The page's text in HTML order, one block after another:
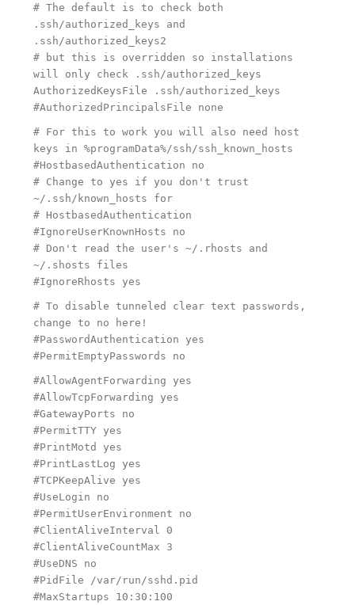
# The default is to check both
.ssh/authorized_keys and
.ssh/authorized_keys2
# but this is overridden so installations
will only check .ssh/authorized_keys
AuthorizedKeysFile .ssh/authorized_keys
#AuthorizedPrincipalsFile none
# For this to work you will also need host
keys in %programData%/ssh/ssh_known_hosts
#HostbasedAuthentication no
# Change to yes if you don't trust
~/.ssh/known_hosts for
# HostbasedAuthentication
#IgnoreUserKnownHosts no
# Don't read the user's ~/.rhosts and
~/.shosts files
#IgnoreRhosts yes
# To disable tunneled clear text passwords,
change to no here!
#PasswordAuthentication yes
#PermitEmptyPasswords no
#AllowAgentForwarding yes
#AllowTcpForwarding yes
#GatewayPorts no
#PermitTTY yes
#PrintMotd yes
#PrintLastLog yes
#TCPKeepAlive yes
#UseLogin no
#PermitUserEnvironment no
#ClientAliveInterval 0
#ClientAliveCountMax 3
#UseDNS no
#PidFile /var/run/sshd.pid
#MaxStartups 10:30:100